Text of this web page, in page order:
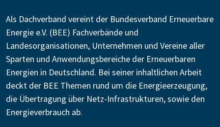
Als Dachverband vereint der Bundesverband Erneuerbare
Energie e.V. (BEE) Fachverbände und
Landesorganisationen, Unternehmen und Vereine aller
Sparten und Anwendungsbereiche der Erneuerbaren
Energien in Deutschland. Bei seiner inhaltlichen Arbeit
deckt der BEE Themen rund um die Energieerzeugung,
die Übertragung über Netz-Infrastrukturen, sowie den
Energieverbrauch ab.